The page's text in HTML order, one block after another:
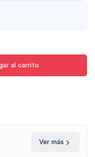
al carrito
Ver más